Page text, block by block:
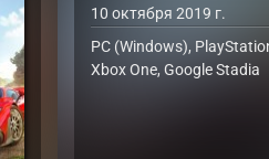
10 октября 2019 г.
PC (Windows),
Xbox One, Google Stadia